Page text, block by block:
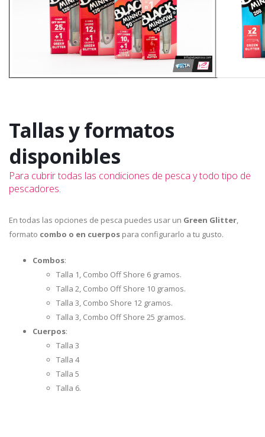
Tallas y formatos
disponibles
Para cubrir todas las condiciones de pesca y todo tipo de
pescadores.
En todas las opciones de pesca puedes usar un Green Glitter,
formato combo o en cuerpos para configurarlo a tu gusto.
Combos:
Talla 1, Combo Off Shore 6 gramos.
Talla 2, Combo Off Shore 10 gramos.
Talla 3, Combo Shore 12 gramos.
Talla 3, Combo Off Shore 25 gramos.
Cuerpos:
Talla 3
Talla 4
Talla 5
Talla 6.